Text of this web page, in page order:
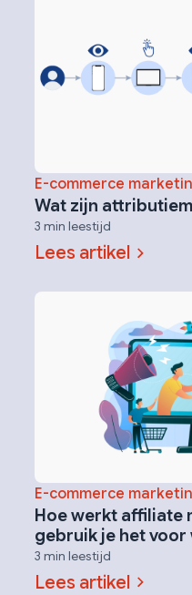
E-commerce
Wat zijn
3 min leestijd
Lees artikel
E-commerce
Hoe werkt affiliate
gebruik je het voor
3 min leestijd
Lees artikel